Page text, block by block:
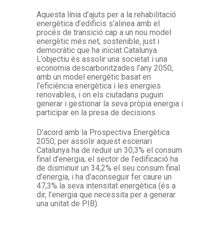
Aquesta línia d’ajuts per a la rehabilitació
energètica d’edificis s’alinea amb el
procés de transició cap a un nou model
energètic més net, sostenible, just i
democràtic que ha iniciat Catalunya.
L’objectiu és assolir una societat i una
economia descarbonitzades l’any 2050,
amb un model energètic basat en
l’eficiència energètica i les energies
renovables, i on els ciutadans puguin
generar i gestionar la seva pròpia energia i
participar en la presa de decisions.
D’acord amb la Prospectiva Energètica
2050, per assolir aquest escenari
Catalunya ha de reduir un 30,3% el consum
final d’energia; el sector de l’edificació ha
de disminuir un 34,2% el seu consum final
d’energia, i ha d’aconseguir fer caure un
47,3% la seva intensitat energètica (és a
dir, l’energia que necessita per a generar
una unitat de PIB).